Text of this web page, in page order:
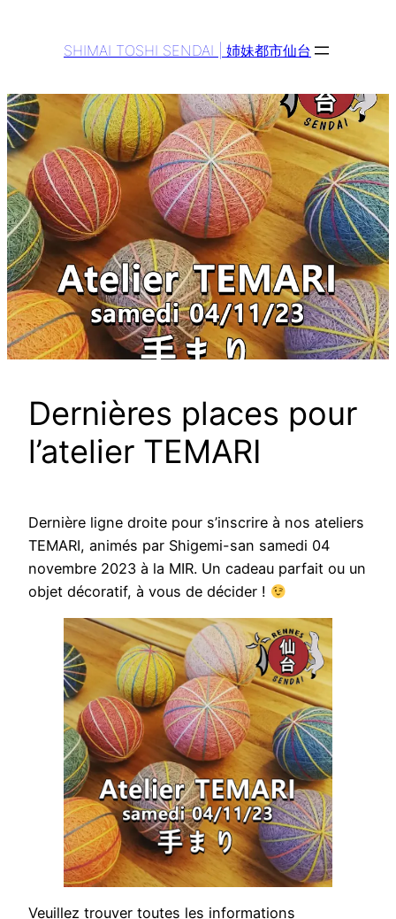
SHIMAI TOSHI SENDAI | 姉妹都市仙台
Dernières places pour
l’atelier TEMARI
Dernière ligne droite pour s’inscrire à nos ateliers
TEMARI, animés par Shigemi-san samedi 04
novembre 2023 à la MIR. Un cadeau parfait ou un
objet décoratif, à vous de décider !
Veuillez trouver toutes les informations